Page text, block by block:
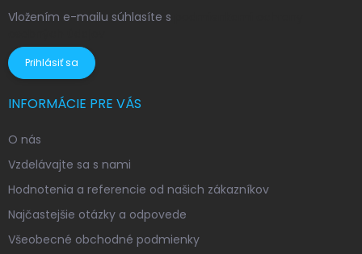
Vložením e-mailu súhlasíte s
Prihlásiť sa
INFORMÁCIE PRE VÁS
O nás
Vzdelávajte sa s nami
Hodnotenia a referencie od našich zákazníkov
Najčastejšie otázky a odpovede
Všeobecné obchodné podmienky